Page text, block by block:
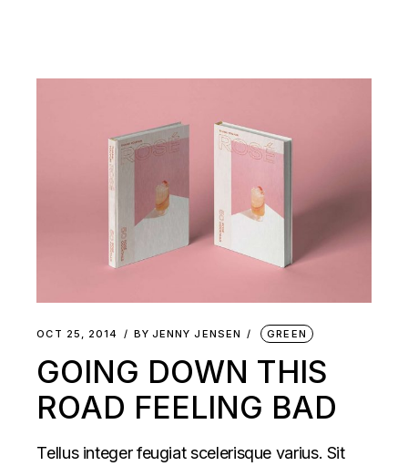
OCT 25, 2014 BY JENNY JENSEN GREEN
GOING DOWN THIS
ROAD FEELING BAD
Tellus integer feugiat scelerisque varius. Sit